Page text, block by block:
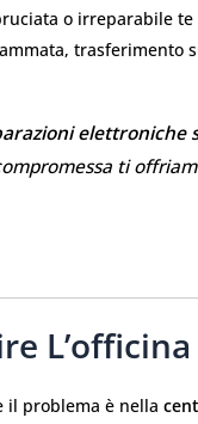
o irreparabile
trasferimento
elettroniche
ti
il problema è nella